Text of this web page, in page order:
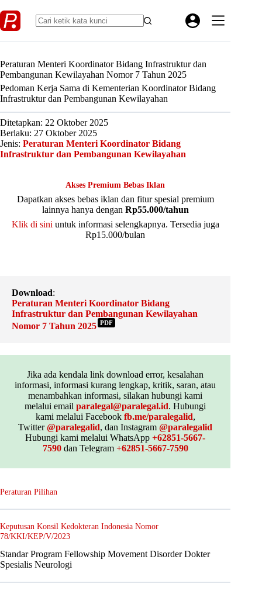
to
content
Peraturan Menteri Koordinator Bidang Infrastruktur dan
Pembangunan Kewilayahan Nomor 7 Tahun 2025
Pedoman Kerja Sama di Kementerian Koordinator Bidang
Infrastruktur dan Pembangunan Kewilayahan
Ditetapkan: 22 Oktober 2025
Berlaku: 27 Oktober 2025
Jenis: Peraturan Menteri Koordinator Bidang
Infrastruktur dan Pembangunan Kewilayahan
Akses Premium Bebas Iklan
Dapatkan akses bebas iklan dan fitur spesial premium
lainnya hanya dengan Rp55.000/tahun
Klik di sini untuk informasi selengkapnya. Tersedia juga
Rp15.000/bulan
Download:
Peraturan Menteri Koordinator Bidang
Infrastruktur dan Pembangunan Kewilayahan
Nomor 7 Tahun 2025 PDF
Jika ada kendala link download error, kesalahan
informasi, informasi kurang lengkap, kritik, saran, atau
menambahkan informasi, silakan hubungi kami
melalui emailparalegal@paralegal.id. Hubungi
kami melalui Facebook fb.me/paralegalid,
Twitter@paralegalid, dan Instagram@paralegalid
Hubungi kami melalui WhatsApp+62851-5667-
7590dan Telegram +62851-5667-7590
Peraturan Pilihan
Keputusan Konsil Kedokteran Indonesia Nomor
78/KKI/KEP/V/2023
Standar Program Fellowship Movement Disorder Dokter
Spesialis Neurologi